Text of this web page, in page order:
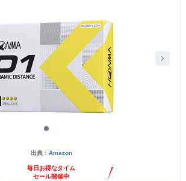
出典： Amazon
毎日お得なタイム
セール開催中